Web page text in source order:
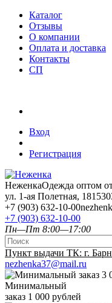
Каталог
Отзывы
О компании
Оплата и доставка
Контакты
СП
Вход
Регистрация
НеженкаОдежда оптом
ул. 1-ая Полетная, 18
+7 (903) 632-10-00
+7 (903) 632-10-00
Пн—Пт 8:00—17:00
Пункт выдачи ТК: г.
nezhenka37@mail.ru
Минимальный
заказ 1 000 рублей